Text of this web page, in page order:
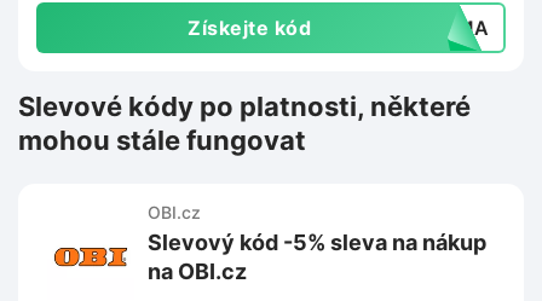
Získejte kód ARMA
Slevové kódy po platnosti, některé
mohou stále fungovat
OBI.cz
Slevový kód -5% sleva na nákup
na OBI.cz